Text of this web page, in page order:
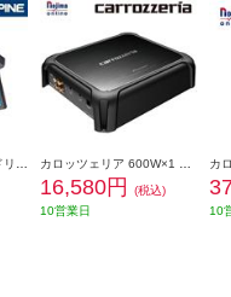
16,580円
(税込)
10営業日
10